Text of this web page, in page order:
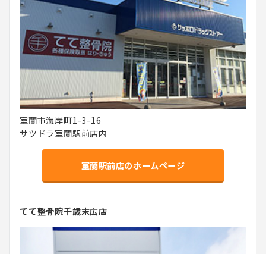
室蘭市海岸町1-3-16
サツドラ室蘭駅前店内
室蘭駅前店のホームページ
てて整骨院千歳末広店